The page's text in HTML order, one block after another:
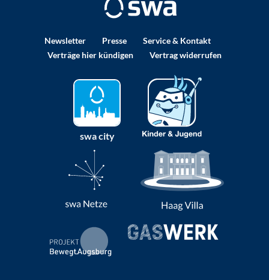
Newsletter Presse
Service & Kontakt
Verträge hier kündigen
Vertrag widerrufen
swa city